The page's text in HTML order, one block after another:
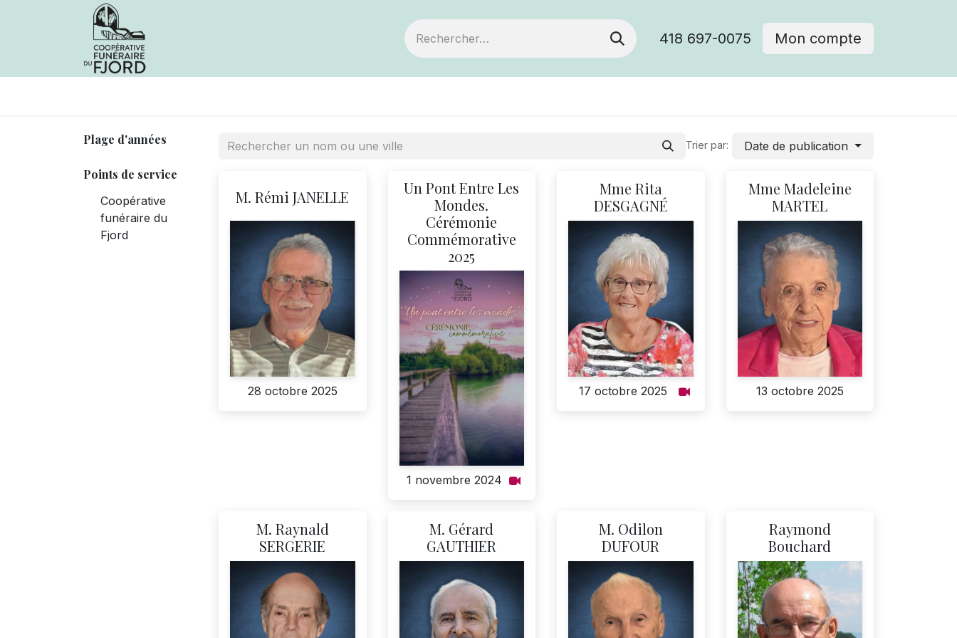
418 697-0075 Mon compte
Plage d'années
Points de service
Coopérative
funéraire du
Fjord
Trier par: Date de publication
M. Rémi JANELLE
28 octobre 2025
Un Pont Entre Les
Mondes.
Cérémonie
Commémorative
2025
1 novembre 2024
Mme Rita
DESGAGNÉ
17 octobre 2025
Mme Madeleine
MARTEL
13 octobre 2025
M. Raynald
SERGERIE
M. Gérard
GAUTHIER
M. Odilon
DUFOUR
Raymond
Bouchard